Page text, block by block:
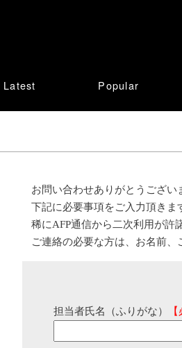
Latest Popular
お問い合わせありがとうござい
下記に必要事項をご入力頂き
稀にAFP通信から二次利用が許
ご連絡の必要な方は、お名前
担当者氏名（ふりがな）